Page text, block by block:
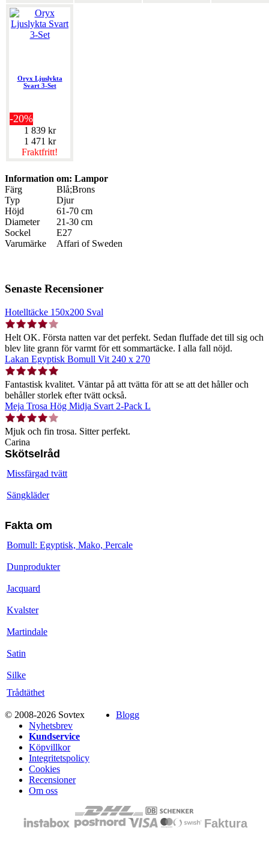
Oryx Ljuslykta
Svart 3-Set
-20%
1 839 kr
1 471 kr
Fraktfritt!
Information om: Lampor
Färg
Blå;Brons
Typ
Djur
Höjd
61-70 cm
Diameter
21-30 cm
Sockel
E27
Varumärke
Affari of Sweden
Senaste Recensioner
Hotelltäcke 150x200 Sval
Helt OK. Första natten var det perfekt. Sedan fluffade det till sig och
blev lite grann för varmt för ett sommartäcke. I alla fall nöjd.
Lakan Egyptisk Bomull Vit 240 x 270
Fantastisk kvalitet. Väntar på att tvätta för att se att det håller och
behåller storlek efter tvätt också.
Meja Trosa Hög Midja Svart 2-Pack L
Mjuk och fin trosa. Sitter perfekt.
Carina
Skötselråd
Missfärgad tvätt
Sängkläder
Fakta om
Bomull: Egyptisk, Mako, Percale
Dunprodukter
Jacquard
Kvalster
Martindale
Satin
Silke
Trådtäthet
© 2008-2026 Sovtex
Blogg
Nyhetsbrev
Kundservice
Köpvillkor
Integritetspolicy
Cookies
Recensioner
Om oss